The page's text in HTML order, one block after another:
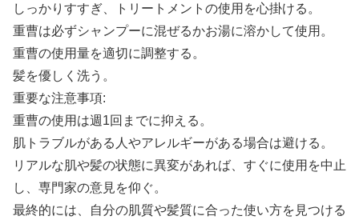
しっかりすすぎ、トリートメントの使用を心掛ける。
重曹は必ずシャンプーに混ぜるかお湯に溶かして使用。
重曹の使用量を適切に調整する。
髪を優しく洗う。
重要な注意事項:
重曹の使用は週1回までに抑える。
肌トラブルがある人やアレルギーがある場合は避ける。
リアルな肌や髪の状態に異変があれば、すぐに使用を中止
し、専門家の意見を仰ぐ。
最終的には、自分の肌質や髪質に合った使い方を見つける